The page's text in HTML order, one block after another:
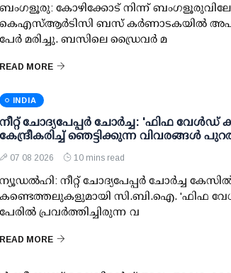
ബംഗളൂരു: കോഴിക്കോട് നിന്ന്
കെഎസ്ആര്‍ടിസി ബസ് കര്‍ണാടകയില്‍
പേര്‍ മരിച്ചു. ബസിലെ ഡ്രൈവര്‍ മ
READ MORE
INDIA
നീറ്റ് ചോദ്യപേപ്പര്‍ ചോര്‍ച്ച: 'ഫിഫ വേള്‍ഡ്
കേന്ദ്രീകരിച്ച് ഞെട്ടിക്കുന്ന വിവരങ്ങള്‍
07 08 2026 10 mins read
ന്യൂഡല്‍ഹി: നീറ്റ് ചോദ്യപേപ്പര്‍ ചോര്‍ച്ച
കണ്ടെത്തലുകളുമായി സി.ബി.ഐ. 'ഫിഫ
പേരില്‍ പ്രവര്‍ത്തിച്ചിരുന്ന വ
READ MORE